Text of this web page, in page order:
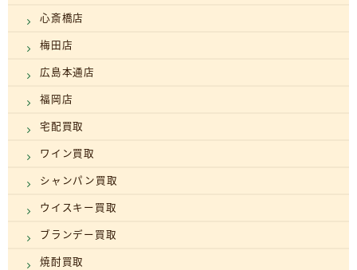
心斎橋店
梅田店
広島本通店
福岡店
宅配買取
ワイン買取
シャンパン買取
ウイスキー買取
ブランデー買取
焼酎買取